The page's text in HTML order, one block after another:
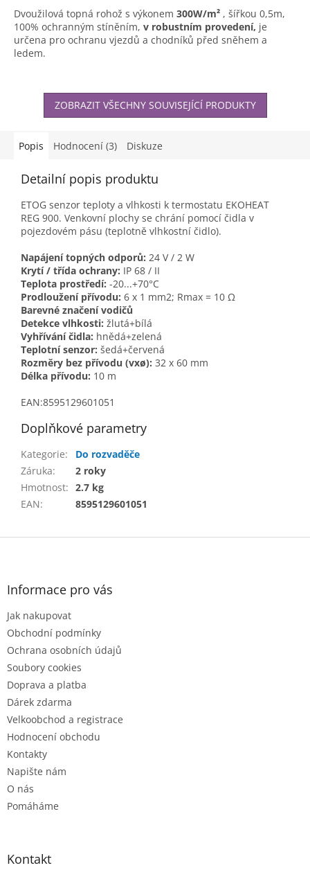
z
5
hvězdiček.
Dvoužilová topná rohož s výkonem 300W/m² , šířkou 0,5m,
100% ochranným stíněním, v robustním provedení, je
určena pro ochranu vjezdů a chodníků před sněhem a
ledem.
ZOBRAZIT VŠECHNY SOUVISEJÍCÍ PRODUKTY
Popis Hodnocení (3) Diskuze
Detailní popis produktu
ETOG senzor teploty a vlhkosti k termostatu EKOHEAT
REG 900. Venkovní plochy se chrání pomocí čidla v
pojezdovém pásu (teplotně vlhkostní čidlo).
Napájení topných odporů: 24 V / 2 W
Krytí / třída ochrany: IP 68 / II
Teplota prostředí: -20...+70°C
Prodloužení přívodu: 6 x 1 mm2; Rmax = 10 Ω
Barevné značení vodičů
Detekce vlhkosti: žlutá+bílá
Vyhřívání čidla: hnědá+zelená
Teplotní senzor: šedá+červená
Rozměry bez přívodu (vxø): 32 x 60 mm
Délka přívodu: 10 m
EAN:8595129601051
Doplňkové parametry
Kategorie:
Do rozvaděče
Záruka:
2 roky
Hmotnost: 2.7 kg
EAN: 8595129601051
Z
Informace pro vás
Jak nakupovat
Obchodní podmínky
Ochrana osobních údajů
Soubory cookies
Doprava a platba
Dárek zdarma
Velkoobchod a registrace
Hodnocení obchodu
Kontakty
Napište nám
O nás
Pomáháme
Kontakt